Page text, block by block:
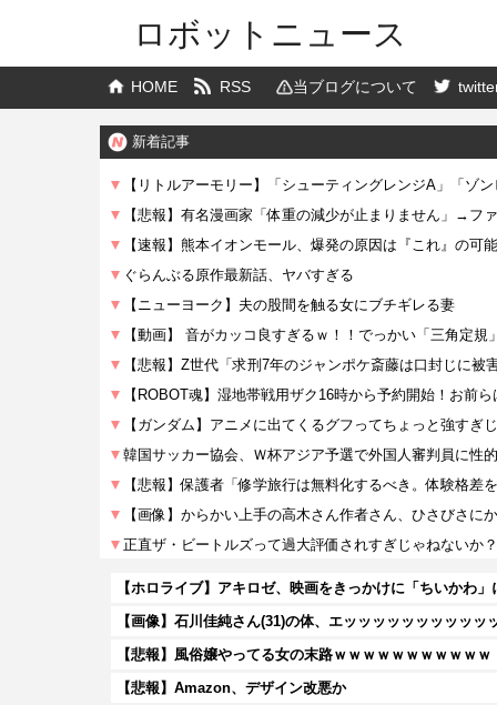
ロボットニュース
HOME RSS 当ブログについて
新着記事
【画像】石川佳純さん(31)の体、エッッッッッッッッッッ
【悲報】風俗嬢やってる女の末路ｗｗｗｗｗｗｗｗｗｗｗ
【悲報】Amazon、デザイン改悪か